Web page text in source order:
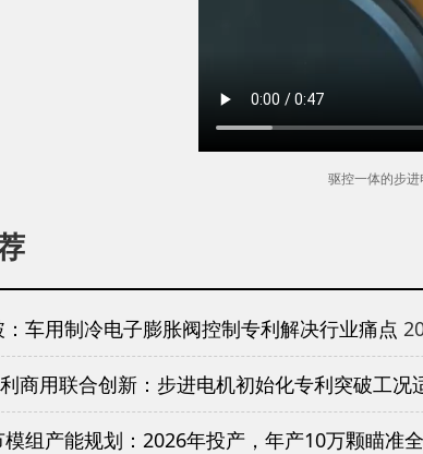
驱控一体的步
车用制冷电子膨胀阀控制专利解决行业痛点
商用联合创新：步进电机初始化专利突破工况
组产能规划：2026年投产，年产10万颗瞄准